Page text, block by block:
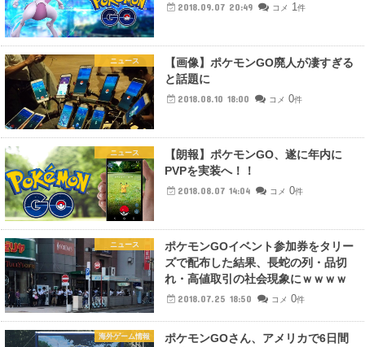
2018.09.07 20:49 コメ 1件
ニュース
【画像】ポケモンGO廃人が凄すぎる
と話題に
2018.08.10 18:00 コメ 0件
ニュース
【朗報】ポケモンGO、遂に年内に
PVPを実装へ！！
2018.08.07 14:04 コメ 0件
ニュース
ポケモンGOイベント参加券をタリー
ズで配布した結果、長蛇の列・品切
れ・高値取引の社会現象にｗｗｗｗ
2018.07.25 18:50 コメ 0件
海外ゲーム情報
ポケモンGOさん、アメリカで6日間